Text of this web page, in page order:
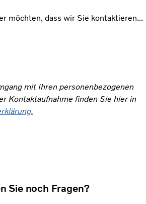
möchten, dass wir Sie kontaktieren...
mit Ihren personenbezogenen
Kontaktaufnahme finden Sie hier in
Sie noch Fragen?